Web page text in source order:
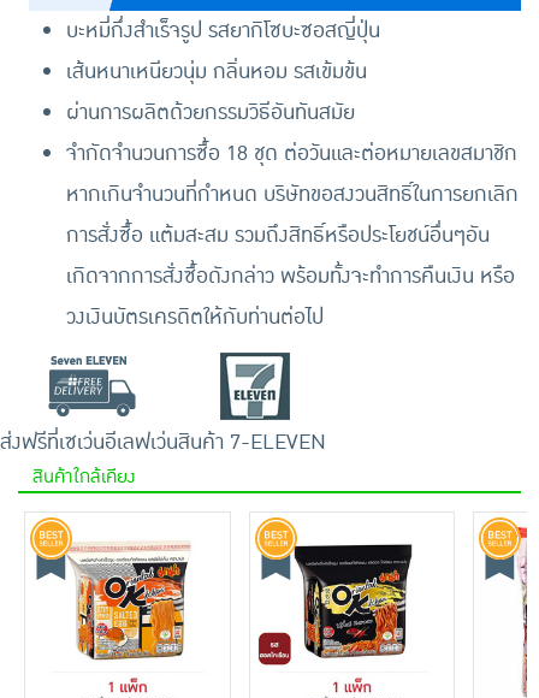
บะหมี่กึ่งสำเร็จรูป รสยากิโซบะซอสญี่ปุ่น
เส้นหนาเหนียวนุ่ม กลิ่นหอม รสเข้มข้น
ผ่านการผลิตด้วยกรรมวิธีอันทันสมัย
จำกัดจำนวนการซื้อ 18 ชุด ต่อวันและต่อหมายเลขสมาชิก
หากเกินจำนวนที่กำหนด บริษัทขอสงวนสิทธิ์ในการยกเลิก
การสั่งซื้อ แต้มสะสม รวมถึงสิทธิ์หรือประโยชน์อื่นๆอัน
เกิดจากการสั่งซื้อดังกล่าว พร้อมทั้งจะทำการคืนเงิน หรือ
วงเงินบัตรเครดิตให้กับท่านต่อไป
ส่งฟรีที่เซเว่นอีเลฟเว่นสินค้า 7-ELEVEN
สินค้าใกล้เคียง